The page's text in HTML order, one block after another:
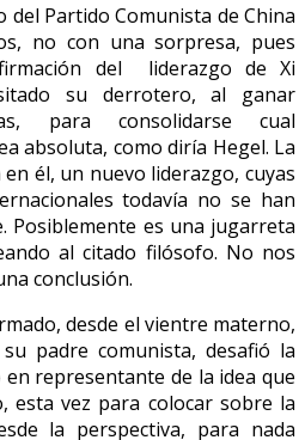
del Partido Comunista de China
no con una sorpresa, pues
del liderazgo de Xi
su derrotero, al ganar
para consolidarse cual
absoluta, como diría Hegel. La
él, un nuevo liderazgo, cuyas
todavía no se han
Posiblemente es una jugarreta
al citado filósofo. No nos
conclusión.
desde el vientre materno,
padre comunista, desafió la
representante de la idea que
esta vez para colocar sobre la
la perspectiva, para nada